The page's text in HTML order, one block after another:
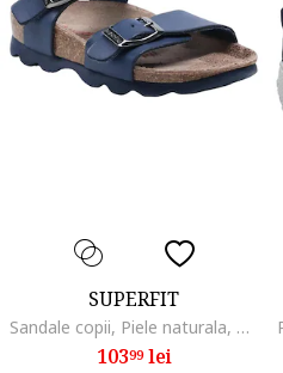
SUPERFIT
Sandale copii, Piele naturala, Albastru/Maro,
10399lei